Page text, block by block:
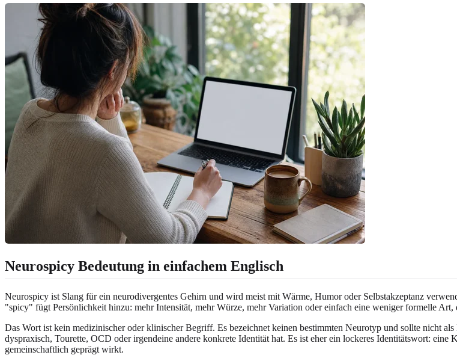
Neurospicy Bedeutung in einfachem Englisch
Neurospicy ist Slang für ein neurodivergentes Gehirn und wird meist mit Wärme, Humor oder Selbstakzeptanz
"spicy" fügt Persönlichkeit hinzu: mehr Intensität, mehr Würze, mehr Variation oder einfach eine weniger formelle Art,
Das Wort ist kein medizinischer oder klinischer Begriff. Es bezeichnet keinen bestimmten Neurotyp und sollte nicht
dyspraxisch, Tourette, OCD oder irgendeine andere konkrete Identität hat. Es ist eher ein lockeres Identitätswort:
gemeinschaftlich geprägt wirkt.